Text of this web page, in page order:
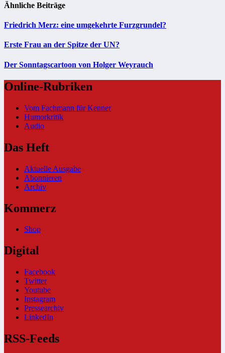
Ähnliche Beiträge
Friedrich Merz: eine umgekehrte Furzgrundel?
Erste Frau an der Spitze der UN?
Der Sonntagscartoon von Holger Weyrauch
Online-Rubriken
Vom Fachmann für Kenner
Humorkritik
Audio
Das Heft
Aktuelle Ausgabe
Abonnieren
Archiv
Kommerz
Shop
Digital
Facebook
Twitter
Youtube
Instagram
Pressearchiv
LinkedIn
RSS-Feeds